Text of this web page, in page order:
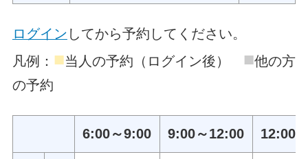
ログイン してから予約してください。
凡例： ■当人の予約（ログイン後） ■他の方
の予約
6:00～9:00 9:00～12:00 12:00